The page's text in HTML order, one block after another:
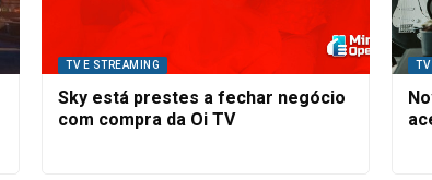
TV E STREAMING
Sky está prestes a fechar negócio
com compra da Oi TV
TV